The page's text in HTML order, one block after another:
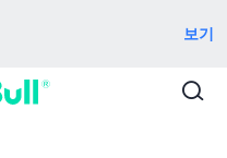
보기